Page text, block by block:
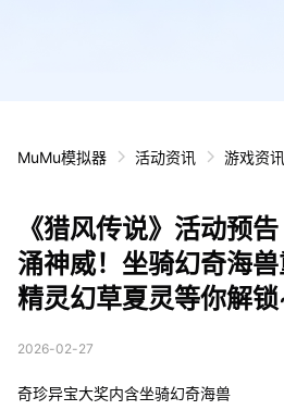
MuMu模拟器 活动资讯 游戏资讯
《猎风传说》活动预
涌神威！坐骑幻奇海
精灵幻草夏灵等你解
2026-02-27
奇珍异宝大奖内含坐骑幻奇海兽